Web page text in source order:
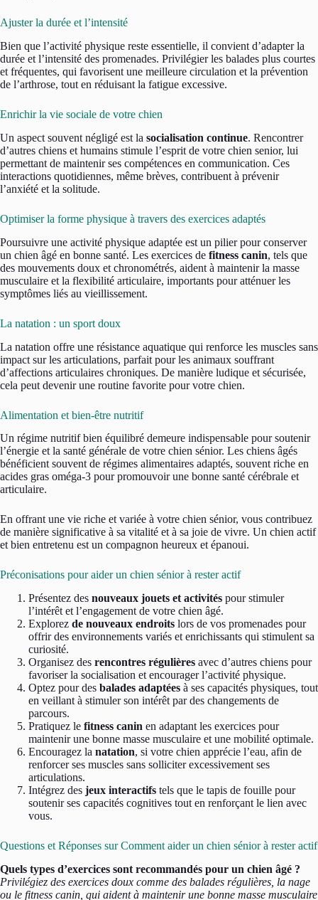
Ajuster la durée et l’intensité
Bien que l’activité physique reste essentielle, il convient d’adapter la
durée et l’intensité des promenades. Privilégier les balades plus courtes
et fréquentes, qui favorisent une meilleure circulation et la prévention
de l’arthrose, tout en réduisant la fatigue excessive.
Enrichir la vie sociale de votre chien
Un aspect souvent négligé est la socialisation continue. Rencontrer
d’autres chiens et humains stimule l’esprit de votre chien senior, lui
permettant de maintenir ses compétences en communication. Ces
interactions quotidiennes, même brèves, contribuent à prévenir
l’anxiété et la solitude.
Optimiser la forme physique à travers des exercices adaptés
Poursuivre une activité physique adaptée est un pilier pour conserver
un chien âgé en bonne santé. Les exercices de fitness canin, tels que
des mouvements doux et chronométrés, aident à maintenir la masse
musculaire et la flexibilité articulaire, importants pour atténuer les
symptômes liés au vieillissement.
La natation : un sport doux
La natation offre une résistance aquatique qui renforce les muscles sans
impact sur les articulations, parfait pour les animaux souffrant
d’affections articulaires chroniques. De manière ludique et sécurisée,
cela peut devenir une routine favorite pour votre chien.
Alimentation et bien-être nutritif
Un régime nutritif bien équilibré demeure indispensable pour soutenir
l’énergie et la santé générale de votre chien sénior. Les chiens âgés
bénéficient souvent de régimes alimentaires adaptés, souvent riche en
acides gras oméga-3 pour promouvoir une bonne santé cérébrale et
articulaire.
En offrant une vie riche et variée à votre chien sénior, vous contribuez
de manière significative à sa vitalité et à sa joie de vivre. Un chien actif
et bien entretenu est un compagnon heureux et épanoui.
Préconisations pour aider un chien sénior à rester actif
Présentez des nouveaux jouets et activités pour stimuler
l’intérêt et l’engagement de votre chien âgé.
Explorez de nouveaux endroits lors de vos promenades pour
offrir des environnements variés et enrichissants qui stimulent sa
curiosité.
Organisez des rencontres régulières avec d’autres chiens pour
favoriser la socialisation et encourager l’activité physique.
Optez pour des balades adaptées à ses capacités physiques, tout
en veillant à stimuler son intérêt par des changements de
parcours.
Pratiquez le fitness canin en adaptant les exercices pour
maintenir une bonne masse musculaire et une mobilité optimale.
Encouragez la natation, si votre chien apprécie l’eau, afin de
renforcer ses muscles sans solliciter excessivement ses
articulations.
Intégrez des jeux interactifs tels que le tapis de fouille pour
soutenir ses capacités cognitives tout en renforçant le lien avec
vous.
Questions et Réponses sur Comment aider un chien sénior à rester actif
Quels types d’exercices sont recommandés pour un chien âgé ?
Privilégiez des exercices doux comme des balades régulières, la nage
ou le fitness canin, qui aident à maintenir une bonne masse musculaire